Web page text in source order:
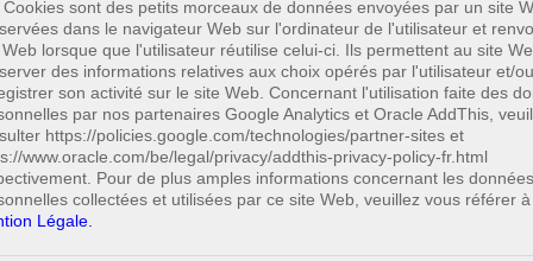
Cookies sont des petits morceaux de données envoyées par un site
dans le navigateur Web sur l'ordinateur de l'utilisateur et
lorsque que l'utilisateur réutilise celui-ci. Ils permettent au site
des informations relatives aux choix opérés par l'utilisateur et/
son activité sur le site Web. Concernant l'utilisation faite des
par nos partenaires Google Analytics et Oracle AddThis,
https://policies.google.com/technologies/partner-sites et
www.oracle.com/be/legal/privacy/addthis-privacy-policy-fr.html
Pour de plus amples informations concernant les données
collectées et utilisées par ce site Web, veuillez vous référer
Légale.
étant une proposition contractuelle ferme et complète à laquelle
pour que le contrat soit formé .
une simple proposition, non contraignante. Par ailleurs, lorsque
ci ait été acceptée par le destinataire, il commet une faute
conséquent sa responsabilité contractuelle3.
que les parties peuvent mener librement les négociations et y
la rupture des pourparlers n’est pas fautive, elle ne l’est que si
bonne foi .
du 22 novembre 2009 de Madame O. ne constitue pas une